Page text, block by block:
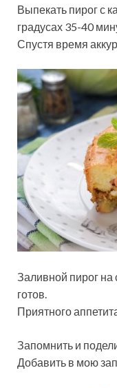
Выпекать пирог с
градусах 35-40
Спустя время
Заливной пирог на
готов.
Приятного
Запомнить и
Добавить в мою